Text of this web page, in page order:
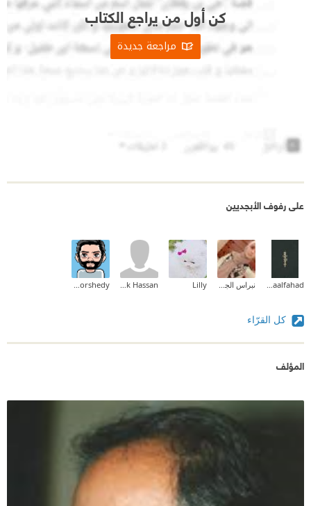
كن أول من يراجع الكتاب
مراجعة جديدة
على رفوف الأبجديين
Lilly
كل القرّاء
المؤلف